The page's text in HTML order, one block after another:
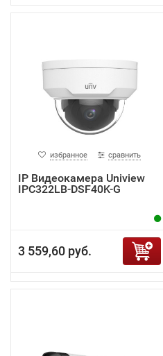
избранное сравнить
IP Видеокамера Uniview
IPC322LB-DSF40K-G
3 559,60 руб.